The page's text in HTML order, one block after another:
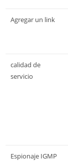
Agregar un link
calidad de
servicio
Espionaje IGMP